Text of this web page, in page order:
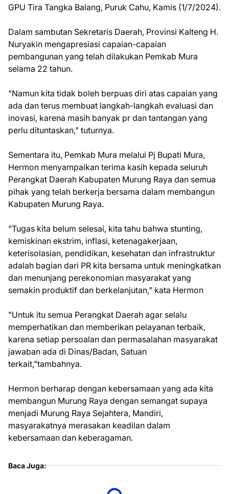
GPU Tira Tangka Balang, Puruk Cahu, Kamis (1/7/2024).
Dalam sambutan Sekretaris Daerah, Provinsi Kalteng H.
Nuryakin mengapresiasi capaian-capaian
pembangunan yang telah dilakukan Pemkab Mura
selama 22 tahun.
"Namun kita tidak boleh berpuas diri atas capaian yang
ada dan terus membuat langkah-langkah evaluasi dan
inovasi, karena masih banyak pr dan tantangan yang
perlu dituntaskan," tuturnya.
Sementara itu, Pemkab Mura melalui Pj Bupati Mura,
Hermon menyampaikan terima kasih kepada seluruh
Perangkat Daerah Kabupaten Murung Raya dan semua
pihak yang telah berkerja bersama dalam membangun
Kabupaten Murung Raya.
"Tugas kita belum selesai, kita tahu bahwa stunting,
kemiskinan ekstrim, inflasi, ketenagakerjaan,
keterisolasian, pendidikan, kesehatan dan infrastruktur
adalah bagian dari PR kita bersama untuk meningkatkan
dan menunjang perekonomian masyarakat yang
semakin produktif dan berkelanjutan," kata Hermon
"Untuk itu semua Perangkat Daerah agar selalu
memperhatikan dan memberikan pelayanan terbaik,
karena setiap persoalan dan permasalahan masyarakat
jawaban ada di Dinas/Badan, Satuan
terkait,"tambahnya.
Hermon berharap dengan kebersamaan yang ada kita
membangun Murung Raya dengan semangat supaya
menjadi Murung Raya Sejahtera, Mandiri,
masyarakatnya merasakan keadilan dalam
kebersamaan dan keberagaman.
Baca Juga: